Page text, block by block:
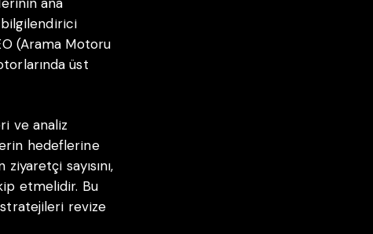
(Arama Motoru
üst
ve analiz
hedeflerine
sayısını,
etmelidir. Bu
revize